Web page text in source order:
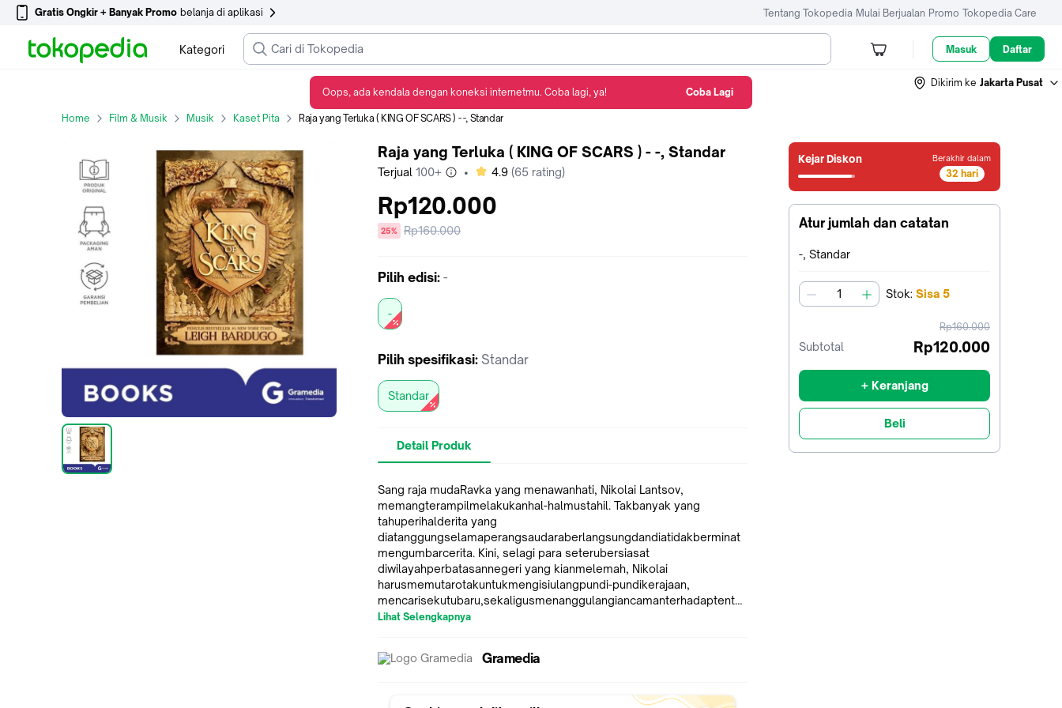
Gratis Ongkir + Banyak Promo belanja di aplikasi Tentang Tokopedia Mulai Berjualan Promo Tokopedia Care
Kategori Masuk Daftar
Dikirim ke Jakarta Pusat
Raja yang Terluka ( KING OF SCARS ) - -, Standar
Home Film & Musik Musik Kaset Pita Raja yang Terluka ( KING OF SCARS ) - -, Standar
Kejar Diskon Berakhir dalam
32 hari
31
Atur jumlah dan catatan
Terpilih:
-, Standar
jumlah Stok: Sisa 5
harga
sebelum
Rp160.000
Subtotal Rp120.000
+ Keranjang
Beli
Raja yang Terluka ( KING OF SCARS ) - -, Standar
Terjual 100+ • bintang
4.9 (65 rating)
Rp120.000
diskon
25%
Harga
Rp160.000
Pilih edisi: -
-
Pilih spesifikasi: Standar
Standar
Detail Produk
Sang raja mudaRavka yang menawanhati, Nikolai Lantsov,
memangterampilmelakukanhal-halmustahil. Takbanyak yang
tahuperihalderita yang
diatanggungselamaperangsaudaraberlangsungdandiatidakberminat
mengumbarcerita. Kini, selagi para seterubersiasat
diwilayahperbatasannegeri yang kianmelemah, Nikolai
harusmemutarotakuntukmengisiulangpundi-pundikerajaan,
mencarisekutubaru,sekaligusmenanggulangiancamanterhadaptentar
aGrishapasukanmiliterRavkadengankemampuanistimewa.
dalamdirinyasemakinkuatsaja,menjadiancamanbaruyang
DenganbantuanseorangrahibmudadanjenderallegendarisGrisha,
Lihat Selengkapnya
Gramedia
Oops, ada kendala dengan koneksi internetmu. Coba lagi, ya! Coba Lagi